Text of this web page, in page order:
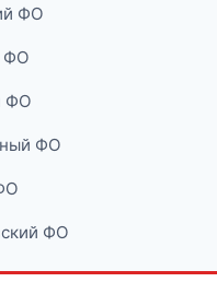
ФО
ФО
ФО
ФО
ФО